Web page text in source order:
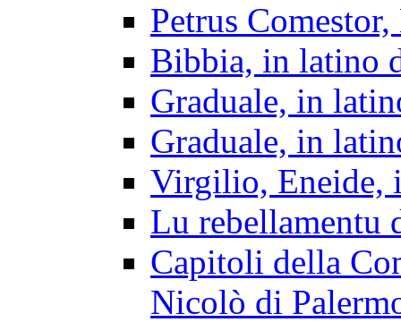
Petrus
Bibbia, in latino
Graduale, in
Graduale, in
Virgilio, Eneide,
Lu rebellamentu
Capitoli della
Nicolò di